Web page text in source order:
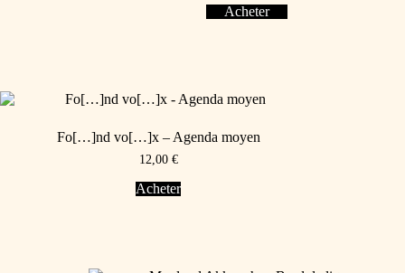
Acheter
Fo[…]nd vo[…]x – Agenda moyen
12,00 €
Acheter